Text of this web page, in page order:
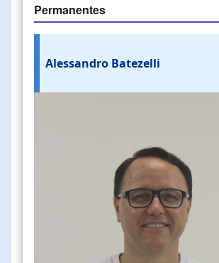
Permanentes
Alessandro Batezelli